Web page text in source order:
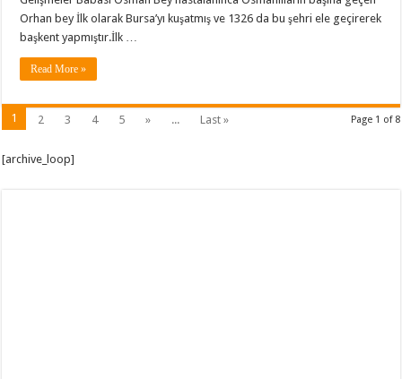
Orhan bey İlk olarak Bursa’yı kuşatmış ve 1326 da bu şehri ele geçirerek
başkent yapmıştır.İlk …
Read More »
Page 1 of 8
1 2 3 4 5 » ... Last »
[archive_loop]